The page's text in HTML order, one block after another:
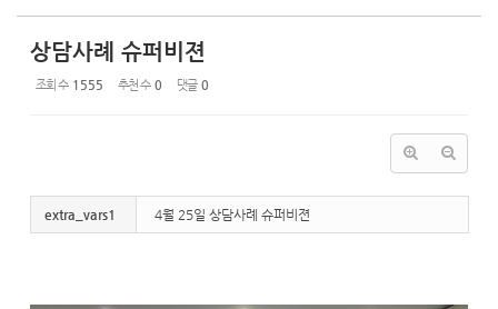
상담사례 슈퍼비젼
조회 수 1555 추천 수 0 댓글 0
extra_vars1 4월 25일 상담사례 슈퍼비젼